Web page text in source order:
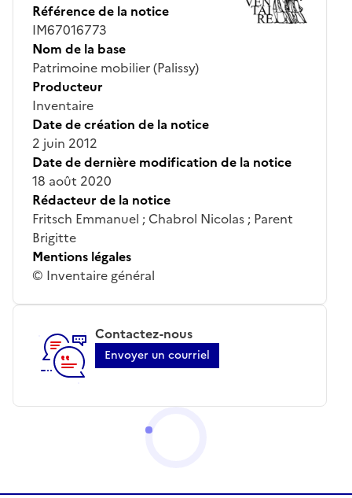
Référence de la notice
IM67016773
Nom de la base
Patrimoine mobilier (Palissy)
Producteur
Inventaire
Date de création de la notice
2 juin 2012
Date de dernière modification de la notice
18 août 2020
Rédacteur de la notice
Fritsch Emmanuel ; Chabrol Nicolas ; Parent
Brigitte
Mentions légales
© Inventaire général
Contactez-nous
Envoyer un courriel